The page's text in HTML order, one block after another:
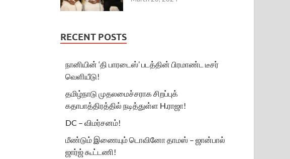
RECENT POSTS
நானியின் ‘தி பாரடைஸ்’ படத்தின் பிரமாண்ட டீசர்
வெளியீடு!
தமிழ்நாடு முதலமைச்சராக சிறப்புக்
கதாபாத்திரத்தில் நடித்துள்ள H.ராஜா!
DC – விமர்சனம்!
மீண்டும் இணையும் டொவினோ தாமஸ் – ஜான்பால்
ஜார்ஜ் கூட்டணி!